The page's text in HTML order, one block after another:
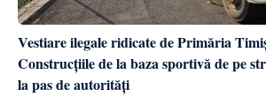
Vestiare ilegale ridicate de Primăria
Construcțiile de la baza sportivă de pe
la pas de autorități